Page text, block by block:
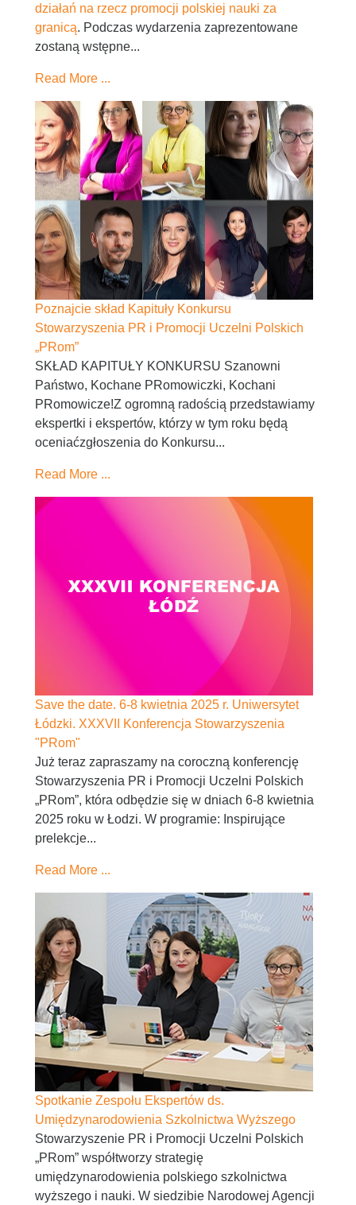
działań na rzecz promocji polskiej nauki za
granicą. Podczas wydarzenia zaprezentowane
zostaną wstępne...
Read More ...
Poznajcie skład Kapituły Konkursu
Stowarzyszenia PR i Promocji Uczelni Polskich
„PRom”
SKŁAD KAPITUŁY KONKURSU Szanowni
Państwo, Kochane PRomowiczki, Kochani
PRomowicze!Z ogromną radością przedstawiamy
ekspertki i ekspertów, którzy w tym roku będą
oceniaćzgłoszenia do Konkursu...
Read More ...
Save the date. 6-8 kwietnia 2025 r. Uniwersytet
Łódzki. XXXVII Konferencja Stowarzyszenia
"PRom"
Już teraz zapraszamy na coroczną konferencję
Stowarzyszenia PR i Promocji Uczelni Polskich
„PRom”, która odbędzie się w dniach 6-8 kwietnia
2025 roku w Łodzi. W programie: Inspirujące
prelekcje...
Read More ...
Spotkanie Zespołu Ekspertów ds.
Umiędzynarodowienia Szkolnictwa Wyższego
Stowarzyszenie PR i Promocji Uczelni Polskich
„PRom” współtworzy strategię
umiędzynarodowienia polskiego szkolnictwa
wyższego i nauki. W siedzibie Narodowej Agencji